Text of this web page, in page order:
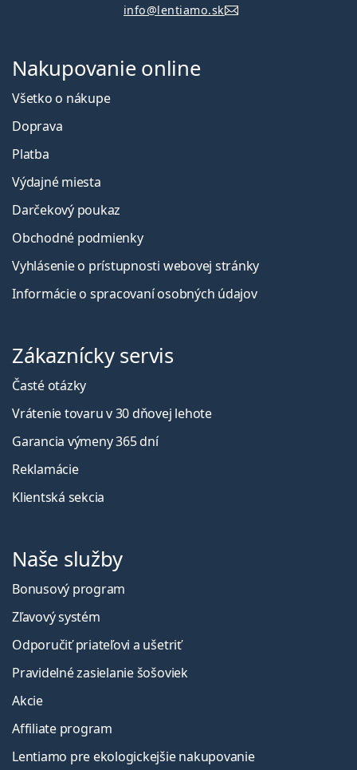
info@lentiamo.sk
Nakupovanie online
Všetko o nákupe
Doprava
Platba
Výdajné miesta
Darčekový poukaz
Obchodné podmienky
Vyhlásenie o prístupnosti webovej stránky
Informácie o spracovaní osobných údajov
Zákaznícky servis
Časté otázky
Vrátenie tovaru v 30 dňovej lehote
Garancia výmeny 365 dní
Reklamácie
Klientská sekcia
Naše služby
Bonusový program
Zľavový systém
Odporučiť priateľovi a ušetriť
Pravidelné zasielanie šošoviek
Akcie
Affiliate program
Lentiamo pre ekologickejšie nakupovanie